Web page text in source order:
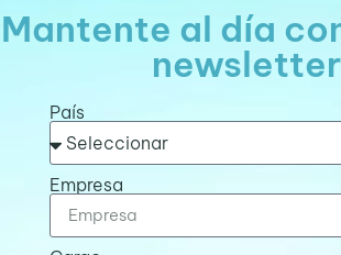
Mantente al día
newsletter
País
Empresa